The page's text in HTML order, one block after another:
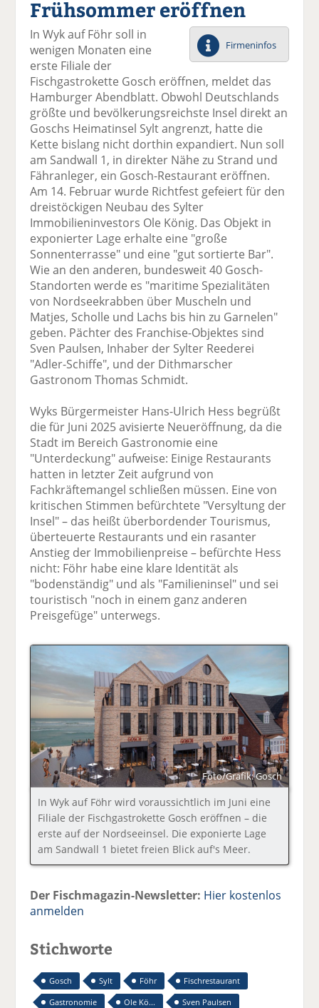
el
a
uf
F
ac
e
b
o
o
k
te
il
e
el
t
wi
tt
er
n
uf
Li
n
k
e
di
n
te
il
e
n
er
E
m
ai
l
v
er
se
n
d
e
ck
e
Frühsommer eröffnen
Firmeninfos
In Wyk auf Föhr soll in
wenigen Monaten eine
erste Filiale der
Fischgastrokette Gosch eröffnen, meldet das
Hamburger Abendblatt. Obwohl Deutschlands
größte und bevölkerungsreichste Insel direkt an
Goschs Heimatinsel Sylt angrenzt, hatte die
Kette bislang nicht dorthin expandiert. Nun soll
am Sandwall 1, in direkter Nähe zu Strand und
Fähranleger, ein Gosch-Restaurant eröffnen.
Am 14. Februar wurde Richtfest gefeiert für den
dreistöckigen Neubau des Sylter
Immobilieninvestors Ole König. Das Objekt in
exponierter Lage erhalte eine "große
Sonnenterrasse" und eine "gut sortierte Bar".
Wie an den anderen, bundesweit 40 Gosch-
Standorten werde es "maritime Spezialitäten
von Nordseekrabben über Muscheln und
Matjes, Scholle und Lachs bis hin zu Garnelen"
geben. Pächter des Franchise-Objektes sind
Sven Paulsen, Inhaber der Sylter Reederei
"Adler-Schiffe", und der Dithmarscher
Gastronom Thomas Schmidt.
Wyks Bürgermeister Hans-Ulrich Hess begrüßt
die für Juni 2025 avisierte Neueröffnung, da die
Stadt im Bereich Gastronomie eine
"Unterdeckung" aufweise: Einige Restaurants
hatten in letzter Zeit aufgrund von
Fachkräftemangel schließen müssen. Eine von
kritischen Stimmen befürchtete "Versyltung der
Insel" – das heißt überbordender Tourismus,
überteuerte Restaurants und ein rasanter
Anstieg der Immobilienpreise – befürchte Hess
nicht: Föhr habe eine klare Identität als
"bodenständig" und als "Familieninsel" und sei
touristisch "noch in einem ganz anderen
Preisgefüge" unterwegs.
Foto/Grafik: Gosch
In Wyk auf Föhr wird voraussichtlich im Juni eine
Filiale der Fischgastrokette Gosch eröffnen – die
erste auf der Nordseeinsel. Die exponierte Lage
am Sandwall 1 bietet freien Blick auf's Meer.
Der Fischmagazin-Newsletter: Hier kostenlos
anmelden
Stichworte
Gosch Sylt Föhr
Fischrestaurant
Gastronomie
Ole Kö...
Sven Paulsen